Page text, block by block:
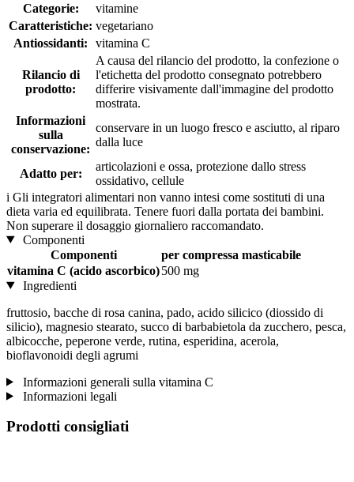
Categorie:
vitamine
Caratteristiche: vegetariano
Antiossidanti:
vitamina C
Rilancio di
prodotto:
A causa del rilancio del prodotto, la confezione o
l'etichetta del prodotto consegnato potrebbero
differire visivamente dall'immagine del prodotto
mostrata.
Informazioni
sulla
conservazione:
conservare in un luogo fresco e asciutto, al riparo
dalla luce
Adatto per:
articolazioni e ossa, protezione dallo stress
ossidativo, cellule
i Gli integratori alimentari non vanno intesi come sostituti di una
dieta varia ed equilibrata. Tenere fuori dalla portata dei bambini.
Non superare il dosaggio giornaliero raccomandato.
Componenti
Componenti
per compressa masticabile
vitamina C (acido ascorbico)500 mg
Ingredienti
fruttosio, bacche di rosa canina, pado, acido silicico (diossido di
silicio), magnesio stearato, succo di barbabietola da zucchero, pesca,
albicocche, peperone verde, rutina, esperidina, acerola,
bioflavonoidi degli agrumi
Informazioni generali sulla vitamina C
Informazioni legali
Prodotti consigliati